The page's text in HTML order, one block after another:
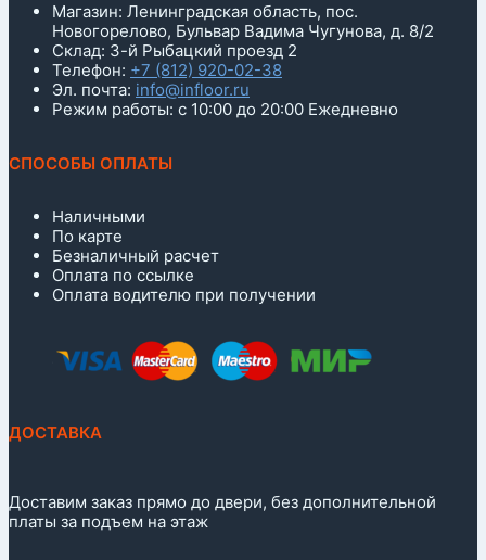
Магазин: Ленинградская область, пос.
Новогорелово, Бульвар Вадима Чугунова, д. 8/2
Склад: 3-й Рыбацкий проезд 2
Телефон: +7 (812) 920-02-38
Эл. почта: info@infloor.ru
Режим работы: с 10:00 до 20:00 Ежедневно
СПОСОБЫ ОПЛАТЫ
Наличными
По карте
Безналичный расчет
Оплата по ссылке
Оплата водителю при получении
ДОСТАВКА
Доставим заказ прямо до двери, без дополнительной
платы за подъем на этаж